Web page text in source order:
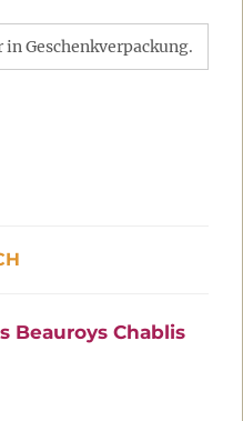
Geschenkverpackung.
Beauroys Chablis